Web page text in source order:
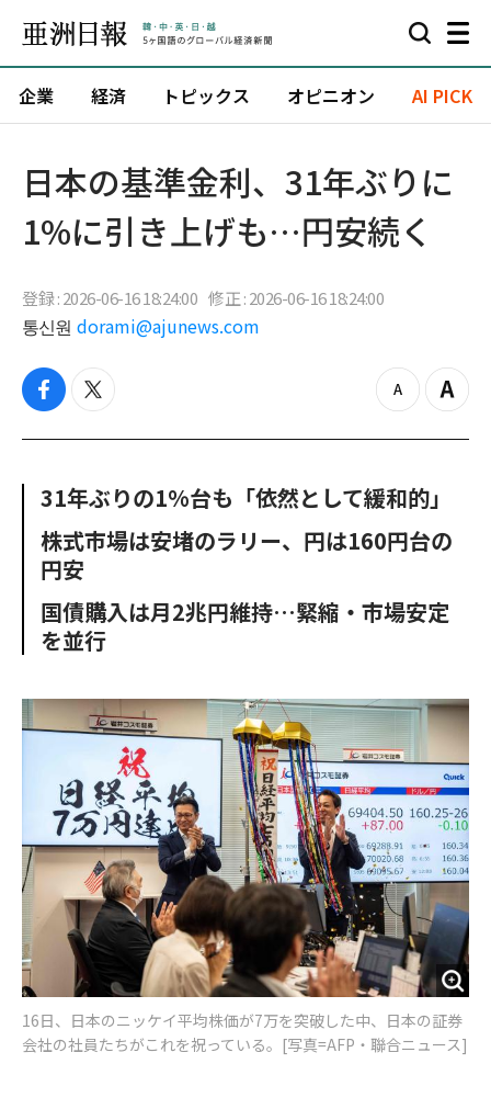
企業 経済 トピックス オピニオン AI PICK
日本の基準金利、31年ぶりに
1%に引き上げも…円安続く
登録 : 2026-06-16 18:24:00 修正 : 2026-06-16 18:24:00
통신원 dorami@ajunews.com
f
c
o
k
t
i
e
z
o
u
Z
o
31年ぶりの1%台も「依然として緩和的」
株式市場は安堵のラリー、円は160円台の
円安
国債購入は月2兆円維持…緊縮・市場安定
を並行
16日、日本のニッケイ平均株価が7万を突破した中、日本の証券
会社の社員たちがこれを祝っている。[写真=AFP・聯合ニュース]